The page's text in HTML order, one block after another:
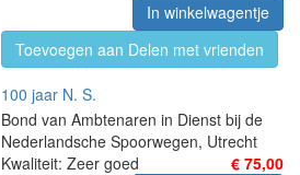
In winkelwagentje
Toevoegen aan Delen met vrienden
100 jaar N. S.
Bond van Ambtenaren in Dienst bij de
Nederlandsche Spoorwegen, Utrecht
€ 75,00
Kwaliteit: Zeer goed